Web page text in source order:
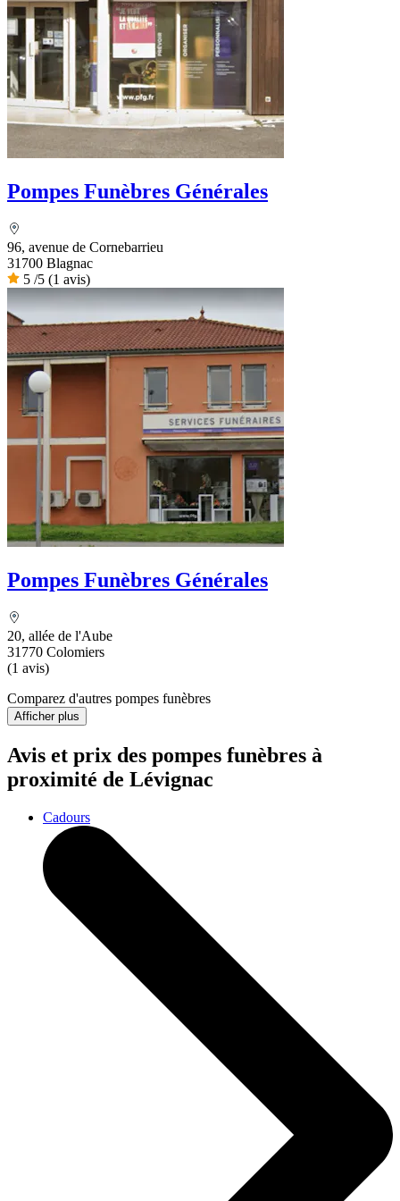
Pompes Funèbres Générales
96, avenue de Cornebarrieu
31700 Blagnac
5 /5 (1 avis)
Pompes Funèbres Générales
20, allée de l'Aube
31770 Colomiers
(1 avis)
Comparez d'autres pompes funèbres
Afficher plus
Avis et prix des pompes funèbres à
proximité de Lévignac
Cadours